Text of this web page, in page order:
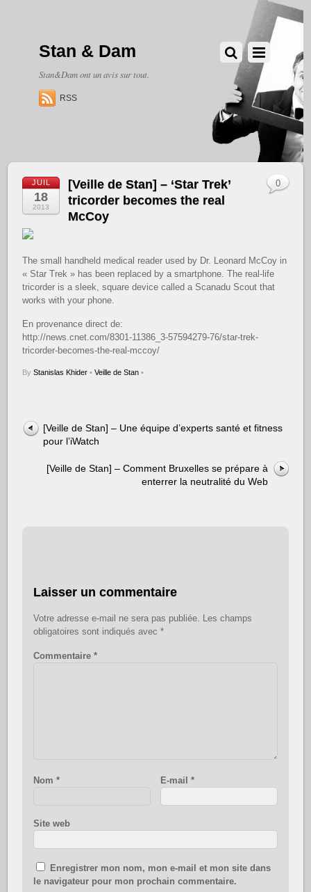
Stan & Dam
Stan&Dam ont un avis sur tout.
RSS
JUIL
18
2013
[Veille de Stan] – ‘Star Trek’
tricorder becomes the real
McCoy
The small handheld medical reader used by Dr. Leonard McCoy in
« Star Trek » has been replaced by a smartphone. The real-life
tricorder is a sleek, square device called a Scanadu Scout that
works with your phone.
En provenance direct de:
http://news.cnet.com/8301-11386_3-57594279-76/star-trek-
tricorder-becomes-the-real-mccoy/
ByStanislas Khider • Veille de Stan •
0
[Veille de Stan] – Une équipe d’experts santé et fitness
pour l’iWatch
[Veille de Stan] – Comment Bruxelles se prépare à
enterrer la neutralité du Web
Laisser un commentaire
Votre adresse e-mail ne sera pas publiée. Les champs
obligatoires sont indiqués avec *
Commentaire *
Nom * E-mail*
Site web
Enregistrer mon nom, mon e-mail et mon site dans
le navigateur pour mon prochain commentaire.